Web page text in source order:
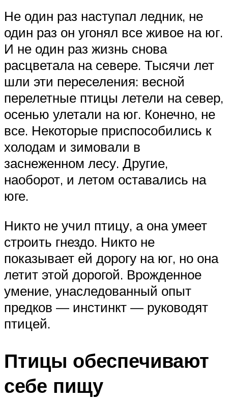
Не один раз наступал ледник, не
один раз он угонял все живое на юг.
И не один раз жизнь снова
расцветала на севере. Тысячи лет
шли эти переселения: весной
перелетные птицы летели на север,
осенью улетали на юг. Конечно, не
все. Некоторые приспособились к
холодам и зимовали в
заснеженном лесу. Другие,
наоборот, и летом оставались на
юге.
Никто не учил птицу, а она умеет
строить гнездо. Никто не
показывает ей дорогу на юг, но она
летит этой дорогой. Врожденное
умение, унаследованный опыт
предков — инстинкт — руководят
птицей.
Птицы обеспечивают
себе пищу